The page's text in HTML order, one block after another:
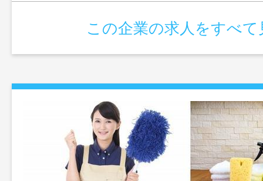
この企業の求人をすべて